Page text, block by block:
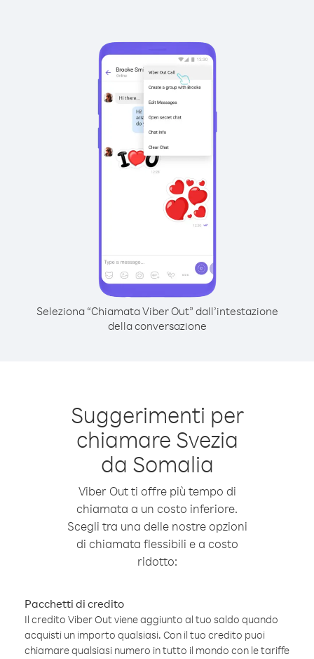
Seleziona “Chiamata Viber Out” dall’intestazione
della conversazione
Suggerimenti per
chiamare Svezia
da Somalia
Viber Out ti offre più tempo di
chiamata a un costo inferiore.
Scegli tra una delle nostre opzioni
di chiamata flessibili e a costo
ridotto:
Pacchetti di credito
Il credito Viber Out viene aggiunto al tuo saldo quando
acquisti un importo qualsiasi. Con il tuo credito puoi
chiamare qualsiasi numero in tutto il mondo con le tariffe